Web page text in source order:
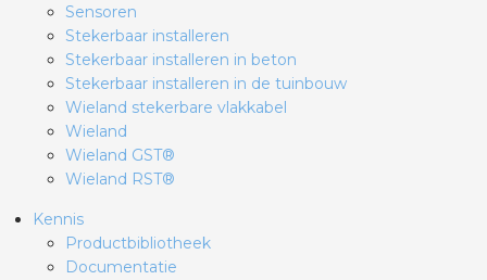
Sensoren
Stekerbaar installeren
Stekerbaar installeren in beton
Stekerbaar installeren in de tuinbouw
Wieland stekerbare vlakkabel
Wieland
Wieland GST®
Wieland RST®
Kennis
Productbibliotheek
Documentatie